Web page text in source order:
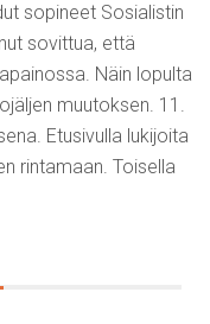
sopineet Sosialistin
sovittua, että
Näin lopulta
muutoksen. 11.
Etusivulla lukijoita
rintamaan. Toisella